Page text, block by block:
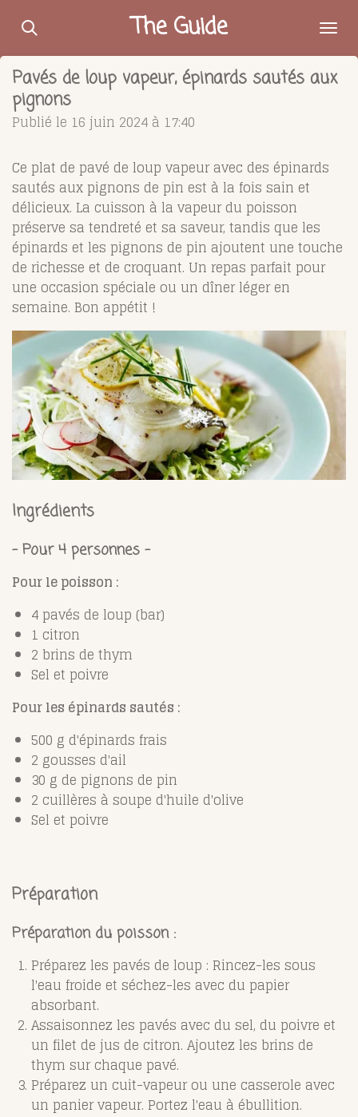
Passer
contenu
principal
The Guide
Pavés de loup vapeur, épinards sautés aux
pignons
Publié le 16 juin 2024 à 17:40
Ce plat de pavé de loup vapeur avec des épinards
sautés aux pignons de pin est à la fois sain et
délicieux. La cuisson à la vapeur du poisson
préserve sa tendreté et sa saveur, tandis que les
épinards et les pignons de pin ajoutent une touche
de richesse et de croquant. Un repas parfait pour
une occasion spéciale ou un dîner léger en
semaine. Bon appétit !
Ingrédients
- Pour 4 personnes -
Pour le poisson :
4 pavés de loup (bar)
1 citron
2 brins de thym
Sel et poivre
Pour les épinards sautés :
500 g d'épinards frais
2 gousses d'ail
30 g de pignons de pin
2 cuillères à soupe d'huile d'olive
Sel et poivre
Préparation
Préparation du poisson :
Préparez les pavés de loup : Rincez-les sous
l'eau froide et séchez-les avec du papier
absorbant.
Assaisonnez les pavés avec du sel, du poivre et
un filet de jus de citron. Ajoutez les brins de
thym sur chaque pavé.
Préparez un cuit-vapeur ou une casserole avec
un panier vapeur. Portez l'eau à ébullition.